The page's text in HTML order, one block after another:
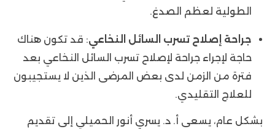
الطولية لعظم الصدغ.
جراحة إصلاح تسرب السائل النخاعي: قد تكون هناك
حاجة لإجراء جراحة لإصلاح تسرب السائل النخاعي بعد
فترة من الزمن لدى بعض المرضى الذين لا يستجيبون
للعلاج التقليدي.
بشكل عام، يسعى أ. د. يسري أنور الحميلي إلى تقديم